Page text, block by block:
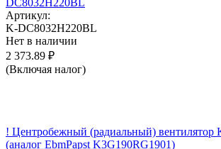
DC8032H220BL
Артикул:
K-DC8032H220BL
Нет в наличии
2 373.89 ₽
(Включая налог)
! Центробежный (радиальный) вентилятор
(аналог EbmPapst K3G190RG1901)